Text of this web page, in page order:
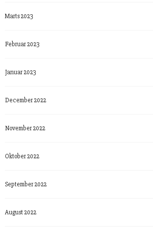
Marts 2023
Februar 2023
Januar 2023
December 2022
November 2022
Oktober 2022
September 2022
August 2022